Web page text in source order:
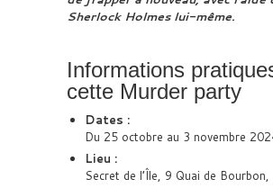
Sherlock Holmes lui-même.
Informations
cette Murder party
Dates :
Du 25 octobre au 3 novembre
Lieu :
Secret de l’Île, 9 Quai de